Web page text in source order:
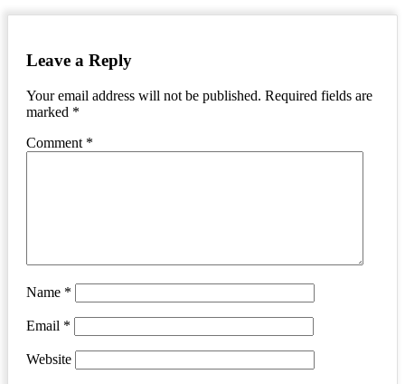
Leave a Reply
Your email address will not be published. Required fields are
marked *
Comment *
Name *
Email *
Website